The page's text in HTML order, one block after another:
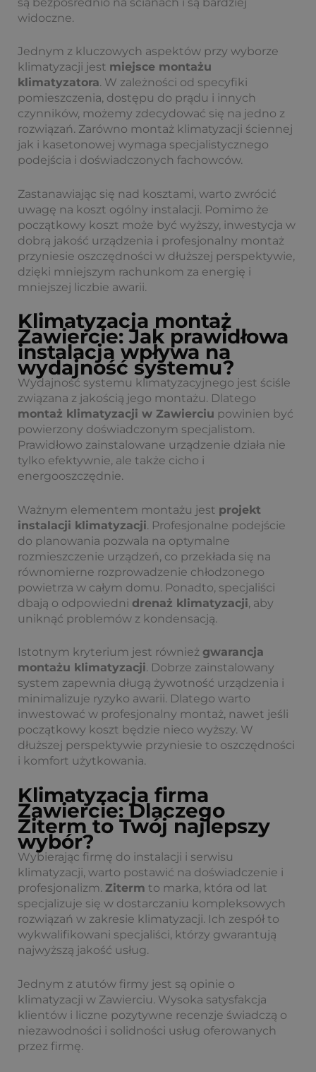
widoczne.
Jednym z kluczowych aspektów przy wyborze
klimatyzacji jest miejsce montażu
klimatyzatora. W zależności od specyfiki
pomieszczenia, dostępu do prądu i innych
czynników, możemy zdecydować się na jedno z
rozwiązań. Zarówno montaż klimatyzacji ściennej
jak i kasetonowej wymaga specjalistycznego
podejścia i doświadczonych fachowców.
Zastanawiając się nad kosztami, warto zwrócić
uwagę na koszt ogólny instalacji. Pomimo że
początkowy koszt może być wyższy, inwestycja w
dobrą jakość urządzenia i profesjonalny montaż
przyniesie oszczędności w dłuższej perspektywie,
dzięki mniejszym rachunkom za energię i
mniejszej liczbie awarii.
Klimatyzacja montaż
Zawiercie: Jak prawidłowa
instalacja wpływa na
wydajność systemu?
Wydajność systemu klimatyzacyjnego jest ściśle
związana z jakością jego montażu. Dlatego
montaż klimatyzacji w Zawierciu powinien być
powierzony doświadczonym specjalistom.
Prawidłowo zainstalowane urządzenie działa nie
tylko efektywnie, ale także cicho i
energooszczędnie.
Ważnym elementem montażu jest projekt
instalacji klimatyzacji. Profesjonalne podejście
do planowania pozwala na optymalne
rozmieszczenie urządzeń, co przekłada się na
równomierne rozprowadzenie chłodzonego
powietrza w całym domu. Ponadto, specjaliści
dbają o odpowiedni drenaż klimatyzacji, aby
uniknąć problemów z kondensacją.
Istotnym kryterium jest również gwarancja
montażu klimatyzacji. Dobrze zainstalowany
system zapewnia długą żywotność urządzenia i
minimalizuje ryzyko awarii. Dlatego warto
inwestować w profesjonalny montaż, nawet jeśli
początkowy koszt będzie nieco wyższy. W
dłuższej perspektywie przyniesie to oszczędności
i komfort użytkowania.
Klimatyzacja firma
Zawiercie: Dlaczego
Ziterm to Twój najlepszy
wybór?
Wybierając firmę do instalacji i serwisu
klimatyzacji, warto postawić na doświadczenie i
profesjonalizm. Ziterm to marka, która od lat
specjalizuje się w dostarczaniu kompleksowych
rozwiązań w zakresie klimatyzacji. Ich zespół to
wykwalifikowani specjaliści, którzy gwarantują
najwyższą jakość usług.
Jednym z atutów firmy jest są opinie o
klimatyzacji w Zawierciu. Wysoka satysfakcja
klientów i liczne pozytywne recenzje świadczą o
niezawodności i solidności usług oferowanych
przez firmę.